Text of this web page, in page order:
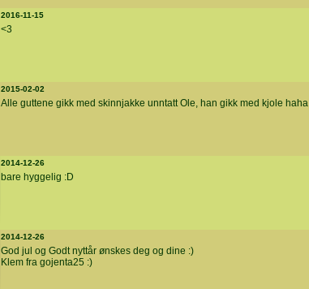
2016-11-15
<3
2015-02-02
Alle guttene gikk med skinnjakke unntatt Ole, han gikk med kjole haha
2014-12-26
bare hyggelig :D
2014-12-26
God jul og Godt nyttår ønskes deg og dine :)
Klem fra gojenta25 :)